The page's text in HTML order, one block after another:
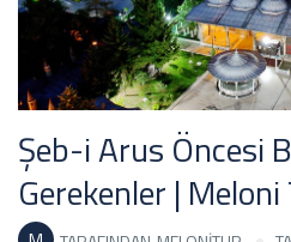
Şeb-i Arus Öncesi
Gerekenler | Meloni